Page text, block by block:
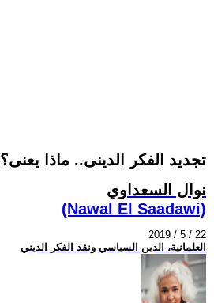
تجديد الفكر الدينى.. ماذا يعنى؟
نوال السعداوي
(Nawal El Saadawi)
2019 / 5 / 22
العلمانية، الدين السياسي ونقد الفكر الديني